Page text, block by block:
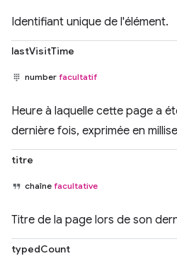
Identifiant unique de l'élément.
lastVisitTime
number facultatif
Heure à laquelle cette page a
dernière fois, exprimée en
titre
chaîne facultative
Titre de la page lors de son
typedCount